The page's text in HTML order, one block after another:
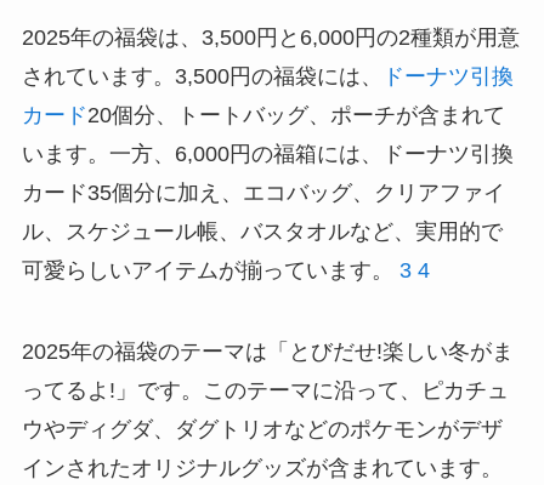
2025年の福袋は、3,500円と6,000円の2種類が用意
されています。3,500円の福袋には、
ドーナツ引換
カード20個分、トートバッグ、ポーチが含まれて
います。一方、6,000円の福箱には、ドーナツ引換
カード35個分に加え、エコバッグ、クリアファイ
ル、スケジュール帳、バスタオルなど、実用的で
可愛らしいアイテムが揃っています。 3 4
2025年の福袋のテーマは「とびだせ!楽しい冬がま
ってるよ!」です。このテーマに沿って、ピカチュ
ウやディグダ、ダグトリオなどのポケモンがデザ
インされたオリジナルグッズが含まれています。